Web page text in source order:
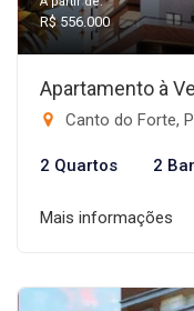
R$ 556.000
Apartamento à
Canto do Forte,
2 Quartos 2
Mais informações